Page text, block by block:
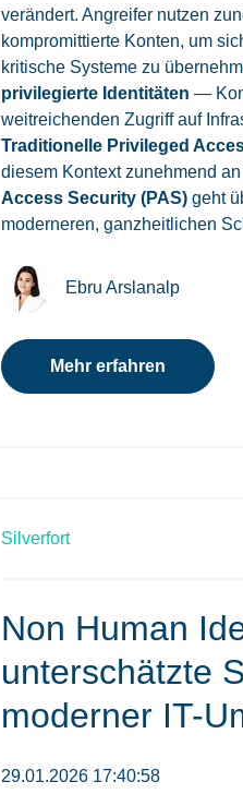
verändert. Angreifer nutzen
kompromittierte Konten, um
kritische Systeme zu
privilegierte Identitäten —
weitreichenden Zugriff auf
Traditionelle Privileged
diesem Kontext zunehmend
Access Security (PAS) geht
moderneren, ganzheitlichen
Ebru Arslanalp
Mehr erfahren
Silverfort
Non Human
unterschätzte
moderner IT-
29.01.2026 17:40:58